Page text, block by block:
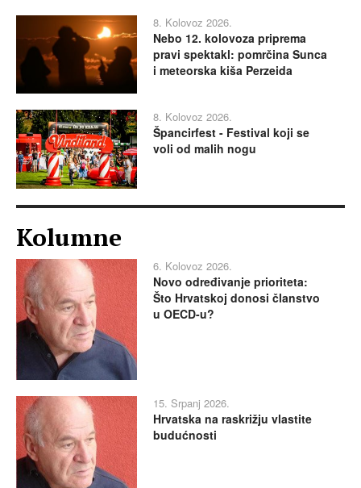
8. Kolovoz 2026.
Nebo 12. kolovoza priprema
pravi spektakl: pomrčina Sunca
i meteorska kiša Perzeida
8. Kolovoz 2026.
Špancirfest - Festival koji se
voli od malih nogu
Kolumne
6. Kolovoz 2026.
Novo određivanje prioriteta:
Što Hrvatskoj donosi članstvo
u OECD-u?
15. Srpanj 2026.
Hrvatska na raskrižju vlastite
budućnosti